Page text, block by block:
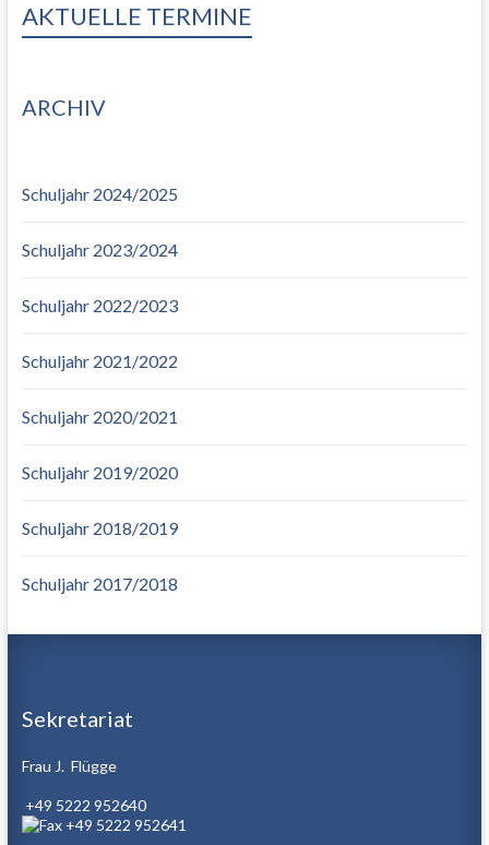
AKTUELLE TERMINE
ARCHIV
Schuljahr 2024/2025
Schuljahr 2023/2024
Schuljahr 2022/2023
Schuljahr 2021/2022
Schuljahr 2020/2021
Schuljahr 2019/2020
Schuljahr 2018/2019
Schuljahr 2017/2018
Sekretariat
Frau J. Flügge
+49 5222 952640
+49 5222 952641